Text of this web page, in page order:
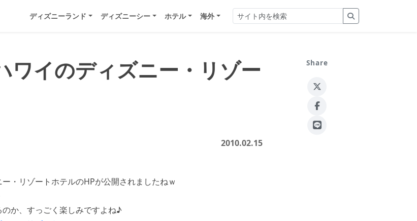
ディズニーランド ディズニーシー ホテル 海外
ワイのディズニー・リゾー
2010.02.15
・リゾートホテルのHPが公開されましたねｗ
か、すっごく楽しみですよね♪
Share